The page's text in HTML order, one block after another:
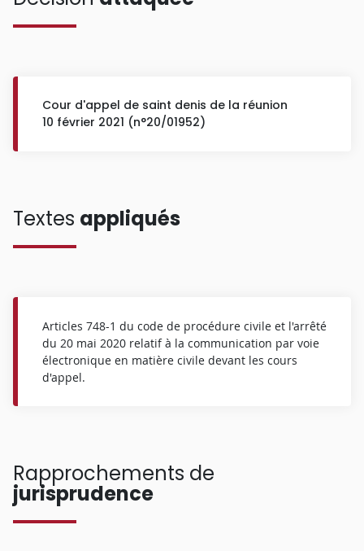
Cour d'appel de saint denis de la réunion
10 février 2021 (n°20/01952)
Textes appliqués
Articles 748-1 du code de procédure civile et l'arrêté
du 20 mai 2020 relatif à la communication par voie
électronique en matière civile devant les cours
d'appel.
Rapprochements de
jurisprudence